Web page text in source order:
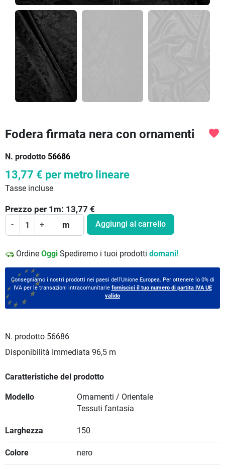
Fodera firmata nera con ornamenti
N. prodotto 56686
favorite
13,77 € per metro lineare
Tasse incluse
Prezzo per 1 m: 13,77 €
- + m Aggiungi al carrello
Ordine Oggi Spediremo i tuoi prodotti domani!
Consegniamo i nostri prodotti nei paesi dell'Unione Europea. Per ottenere lo 0% di
IVA per le transazioni intracomunitarie forniscici il tuo numero di partita IVA UE
valido
N. prodotto 56686
Disponibilità Immediata 96,5 m
Caratteristiche del prodotto
Modello
Ornamenti / Orientale
Tessuti fantasia
Larghezza 150
Colore nero